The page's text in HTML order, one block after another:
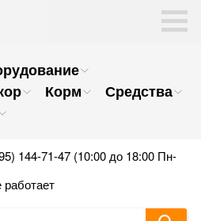
Корм
Средства
144-71-47 (10:00 до 18:00 Пн-